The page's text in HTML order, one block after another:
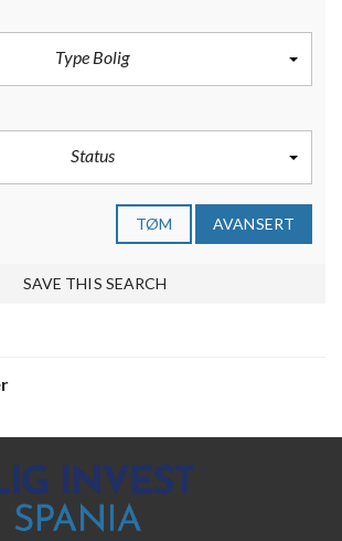
Type Bolig
Status
TØM AVANSERT
SAVE THIS SEARCH